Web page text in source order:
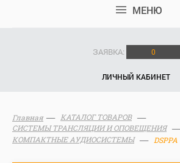
МЕНЮ
ЗАЯВКА: 0
ЛИЧНЫЙ КАБИНЕТ
Главная
КАТАЛОГ ТОВАРОВ
СИСТЕМЫ ТРАНСЛЯЦИИ И ОПОВЕЩЕНИЯ
КОМПАКТНЫЕ АУДИОСИСТЕМЫ
DSPPA